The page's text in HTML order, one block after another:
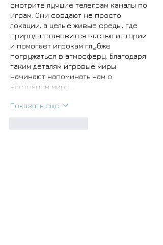
смотрите лучшие телеграм каналы по
играм. Они создают не просто
локации, а целые живые среды, где
природа становится частью истории
и помогает игрокам глубже
погружаться в атмосферу. Благодаря
таким деталям игровые миры
начинают напоминать нам о
настоящем мире…
Показать еще